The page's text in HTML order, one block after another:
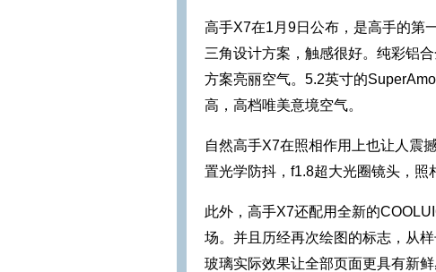
高手X7在1月9日公布，是高手的第
三角设计方案，触感很好。纯彩铝
方案亮丽空气。5.2英寸的
高，高档唯美意境空气。
自然高手X7在照相作用上也让人震
置光学防抖，f1.8超大光圈镜头，照
此外，高手X7还配用全新的
场。并且历经再次绘图的标志，从
玻璃实际效果让全部页面更具有新鲜